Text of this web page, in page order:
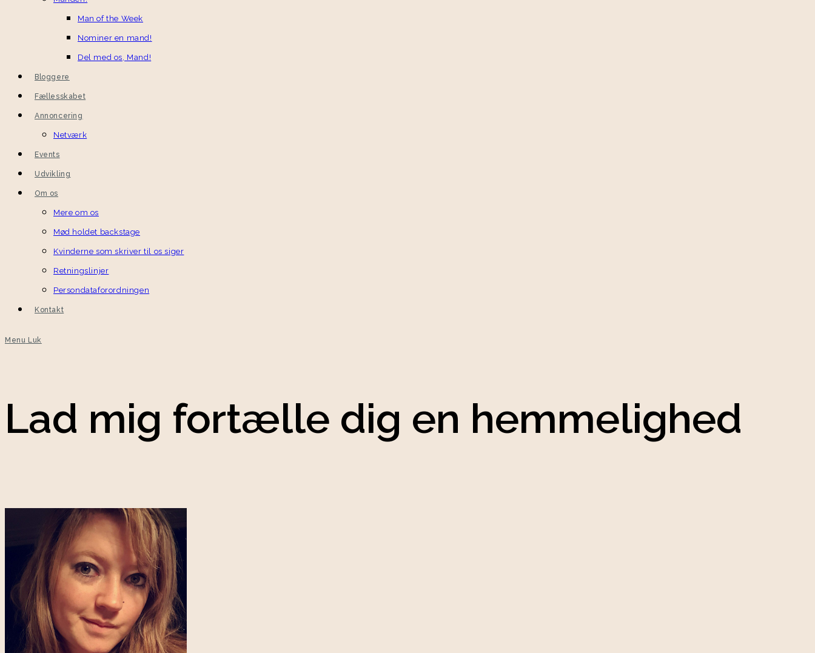
Man of the Week
Nominer en mand!
Del med os, Mand!
Bloggere
Fællesskabet
Annoncering
Netværk
Events
Udvikling
Om os
Mere om os
Mød holdet backstage
Kvinderne som skriver til os siger
Retningslinjer
Persondataforordningen
Kontakt
Menu Luk
Lad mig fortælle dig en hemmelighed